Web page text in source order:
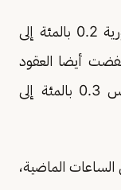
وانخفض سعر الذهب في المعاملات الفورية 0.2 بالمئة إلى
أيضا العقود
الآجلة الأمريكية للذهب تسليم أغسطس ​0.3 بالمئة إلى
الماضية،